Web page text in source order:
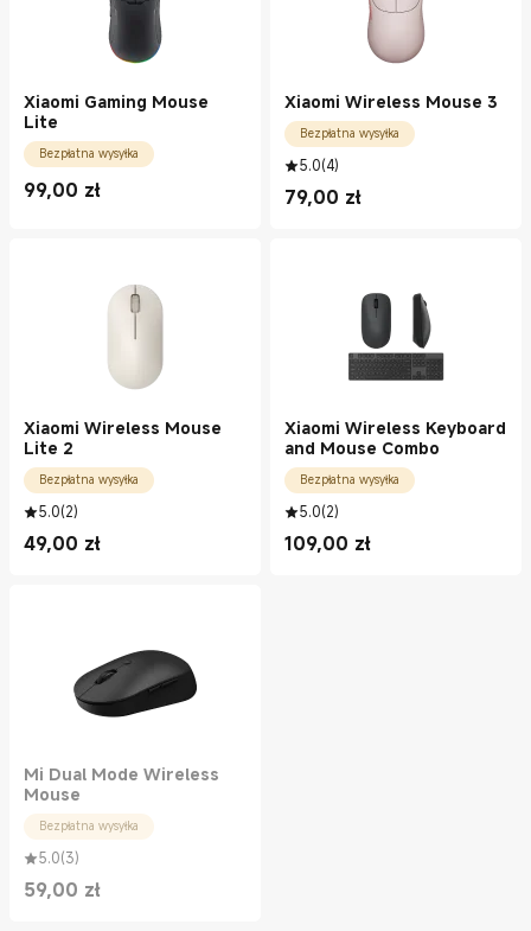
Xiaomi Gaming Mouse
Lite
Bezpłatna wysyłka
99,00 zł
Current Price zł99.00
Xiaomi Wireless Mouse 3
Bezpłatna wysyłka
5.0(4)
79,00 zł
Current Price zł79.00
Xiaomi Wireless Mouse
Lite 2
Bezpłatna wysyłka
5.0(2)
49,00 zł
Current Price zł49.00
Xiaomi Wireless Keyboard
and Mouse Combo
Bezpłatna wysyłka
5.0(2)
109,00 zł
Current Price zł109.00
Mi Dual Mode Wireless
Mouse
Bezpłatna wysyłka
5.0(3)
59,00 zł
Current Price zł59.00